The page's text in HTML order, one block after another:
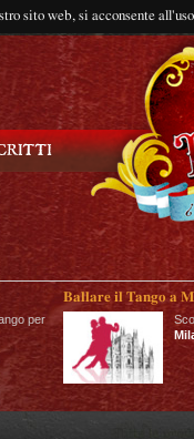
sito web, si acconsente
per
Ballare il Tango a